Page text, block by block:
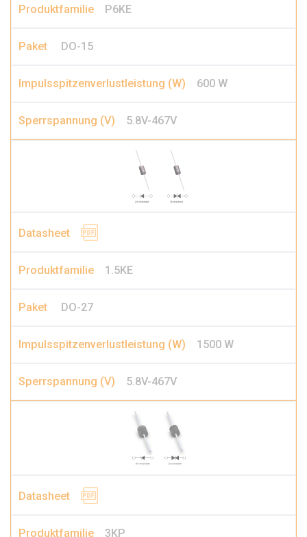
P6KE
DO-15
600 W
5.8V-467V
1.5KE
DO-27
1500 W
5.8V-467V
3KP